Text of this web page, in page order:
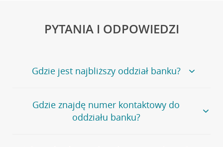
PYTANIA I ODPOWIEDZI
Gdzie jest najbliższy oddział banku?
Jeśli szukasz oddziału naszego banku, zapraszamy na
stronęPlacówki i bankomaty, na której znajduje się
wygodna wyszukiwarka.
Gdzie znajdę numer kontaktowy do
oddziału banku?